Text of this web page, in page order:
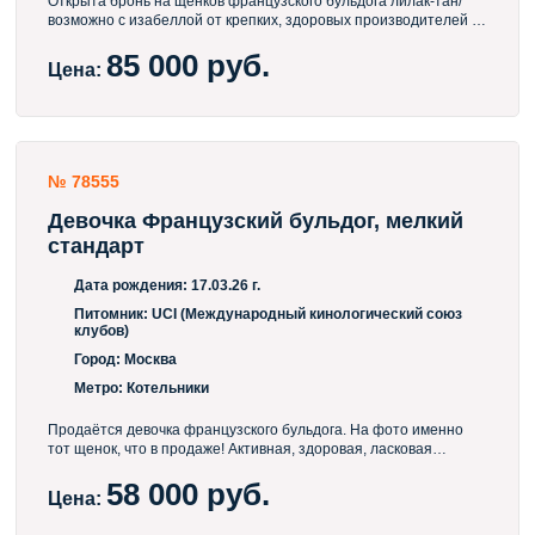
возможно с изабеллой от крепких, здоровых производителей с
Документы СКОР, необходимые прививки к моменту переезда .
❤Сопровождаю выпускников от рождения до взрослой жизни,
Всё, что нужно знать о характерах и перспективах помёта —
Цена:85 000 руб.
№ 78555
Девочка Французский бульдог, мелкий
стандарт
Дата рождения: 17.03.26 г.
Питомник: UCI (Международный кинологический союз
клубов)
Город: Москва
Метро: Котельники
Продаётся девочка французского бульдога. На фото именно
тот щенок, что в продаже! Активная, здоровая, ласковая
с которыми будет жить щенок, нет аллергии! Ваша семья
должна быть не против приобретения собаки! Если Вы
Цена: 58 000 руб.